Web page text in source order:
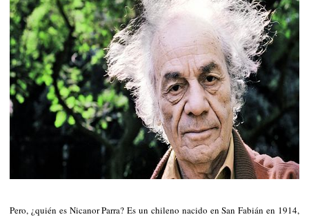
Pero, ¿quién es Nicanor Parra? Es un chileno nacido en San Fabián en 1914,